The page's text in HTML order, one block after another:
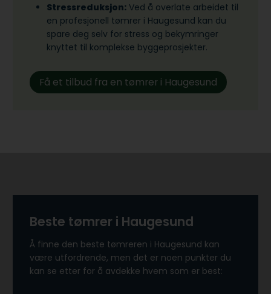
Stressreduksjon: Ved å overlate arbeidet til
en profesjonell tømrer i Haugesund kan du
spare deg selv for stress og bekymringer
knyttet til komplekse byggeprosjekter.
Få et tilbud fra en tømrer i Haugesund
Beste tømrer i Haugesund
Å finne den beste tømreren i Haugesund kan
være utfordrende, men det er noen punkter du
kan se etter for å avdekke hvem som er best: